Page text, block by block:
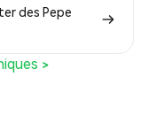
des Pepe
>